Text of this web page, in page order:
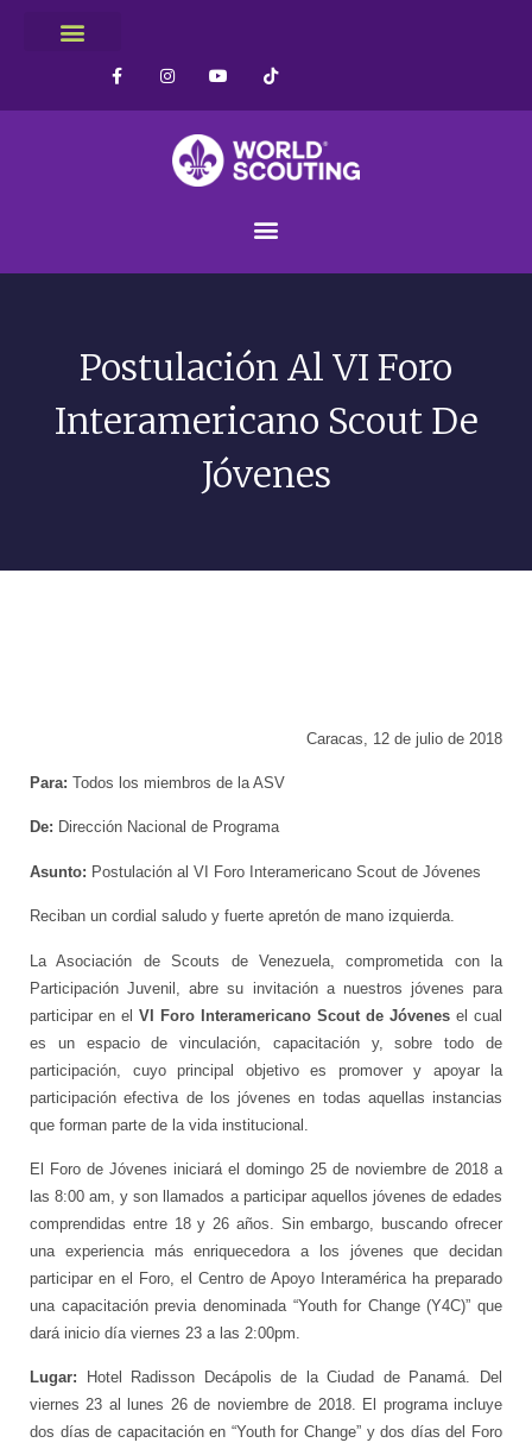
Postulación Al VI Foro
Interamericano Scout De
Jóvenes
Caracas, 12 de julio de 2018
Para: Todos los miembros de la ASV
De: Dirección Nacional de Programa
Asunto: Postulación al VI Foro Interamericano Scout de Jóvenes
Reciban un cordial saludo y fuerte apretón de mano izquierda.
La Asociación de Scouts de Venezuela, comprometida con la
Participación Juvenil, abre su invitación a nuestros jóvenes para
participar en el VI Foro Interamericano Scout de Jóvenes el cual
es un espacio de vinculación, capacitación y, sobre todo de
participación, cuyo principal objetivo es promover y apoyar la
participación efectiva de los jóvenes en todas aquellas instancias
que forman parte de la vida institucional.
El Foro de Jóvenes iniciará el domingo 25 de noviembre de 2018 a
las 8:00 am, y son llamados a participar aquellos jóvenes de edades
comprendidas entre 18 y 26 años. Sin embargo, buscando ofrecer
una experiencia más enriquecedora a los jóvenes que decidan
participar en el Foro, el Centro de Apoyo Interamérica ha preparado
una capacitación previa denominada “Youth for Change (Y4C)” que
dará inicio día viernes 23 a las 2:00pm.
Lugar: Hotel Radisson Decápolis de la Ciudad de Panamá. Del
viernes 23 al lunes 26 de noviembre de 2018. El programa incluye
dos días de capacitación en “Youth for Change” y dos días del Foro